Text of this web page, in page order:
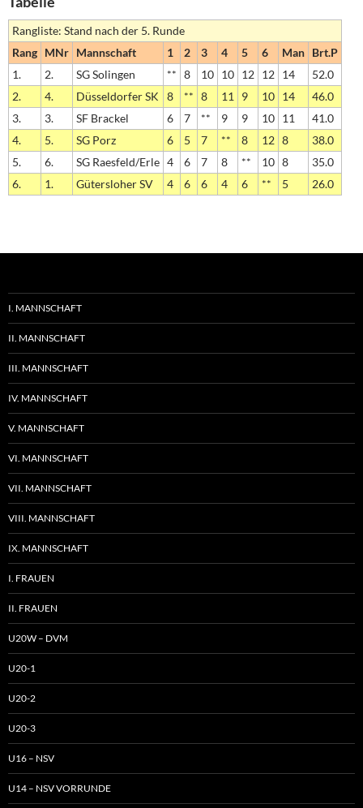
Rangliste: Stand nach der 5. Runde
Rang MNr Mannschaft 1 2 3 4 5 6 Man Brt.P
1.
2. SG Solingen ** 8 10 10 12 12 14
52.0
2.
4. Düsseldorfer SK 8 ** 8 11 9 10 14
46.0
3.
3. SF Brackel 6 7 ** 9 9 10 11
41.0
4.
5. SG Porz 6 5 7 ** 8 12 8
38.0
5.
6. SG Raesfeld/Erle 4 6 7 8 ** 10 8
35.0
6.
1. Gütersloher SV 4 6 6 4 6 ** 5 26.0
I. MANNSCHAFT
II. MANNSCHAFT
III. MANNSCHAFT
IV. MANNSCHAFT
V. MANNSCHAFT
VI. MANNSCHAFT
VII. MANNSCHAFT
VIII. MANNSCHAFT
IX. MANNSCHAFT
I. FRAUEN
II. FRAUEN
U20W – DVM
U20-1
U20-2
U20-3
U16 – NSV
U14 – NSV VORRUNDE